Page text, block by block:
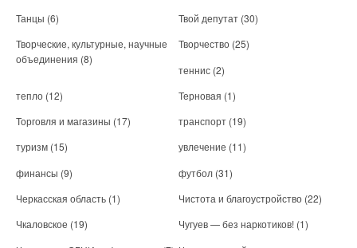
Танцы (6) Твой депутат (30)
Творческие, культурные, научные
объединения (8)
Творчество (25)
теннис (2)
тепло (12) Терновая (1)
Торговля и магазины (17) транспорт (19)
туризм (15) увлечение (11)
финансы (9) футбол (31)
Черкасская область (1) Чистота и благоустройство (22)
Чкаловское (19) Чугуев — без наркотиков! (1)